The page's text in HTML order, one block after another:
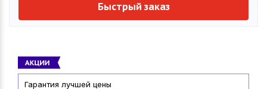
Быстрый заказ
Гарантия лучшей цены